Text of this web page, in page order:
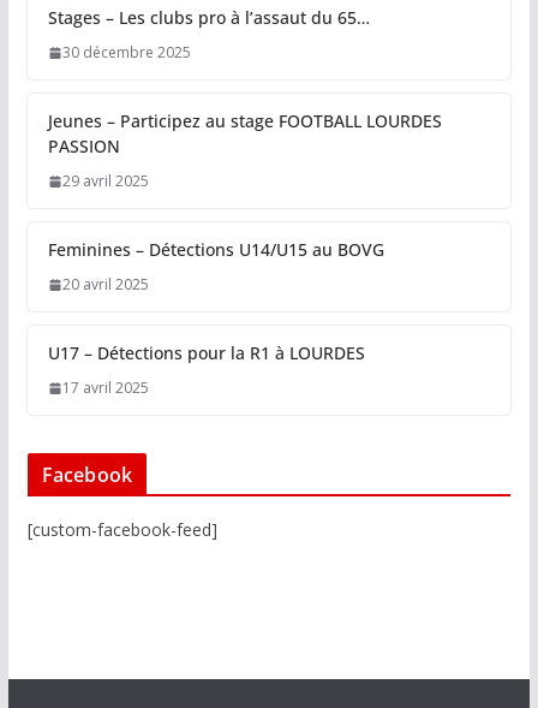
Stages – Les clubs pro à l’assaut du 65…
30 décembre 2025
Jeunes – Participez au stage FOOTBALL LOURDES
PASSION
29 avril 2025
Feminines – Détections U14/U15 au BOVG
20 avril 2025
U17 – Détections pour la R1 à LOURDES
17 avril 2025
Facebook
[custom-facebook-feed]